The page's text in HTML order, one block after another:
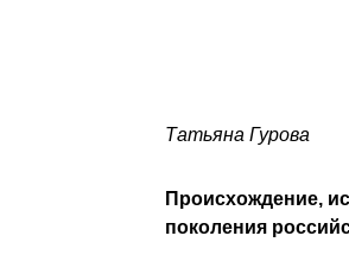
Татьяна Гурова
Происхождение,
поколения